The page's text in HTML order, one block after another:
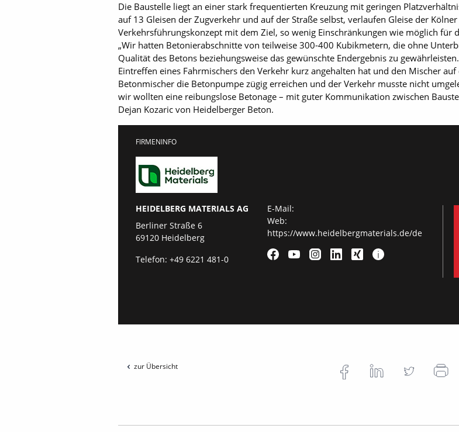
Die Baustelle liegt an einer stark frequentierten Kreuzung mit geringen
auf 13 Gleisen der Zugverkehr und auf der Straße selbst, verlaufen Gleise der
Verkehrsführungskonzept mit dem Ziel, so wenig Einschränkungen wie möglich für
„Wir hatten Betonierabschnitte von teilweise 300-400 Kubikmetern, die ohne
Qualität des Betons beziehungsweise das gewünschte Endergebnis zu
Eintreffen eines Fahrmischers den Verkehr kurz angehalten hat und den Mischer
Betonmischer die Betonpumpe zügig erreichen und der Verkehr musste nicht
wir wollten eine reibungslose Betonage – mit guter Kommunikation zwischen
Dejan Kozaric von Heidelberger Beton.
FIRMENINFO
HEIDELBERG MATERIALS AG
Berliner Straße 6
69120 Heidelberg
Telefon: +49 6221 481-0
E-Mail:
Web:
https://www.heidelbergmaterials.de/de
zur Übersicht